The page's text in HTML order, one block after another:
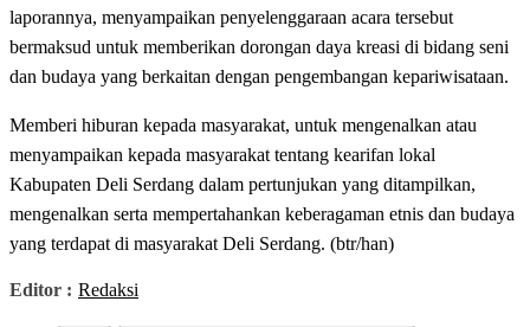
laporannya, menyampaikan penyelenggaraan acara tersebut
bermaksud untuk memberikan dorongan daya kreasi di bidang seni
dan budaya yang berkaitan dengan pengembangan kepariwisataan.
Memberi hiburan kepada masyarakat, untuk mengenalkan atau
menyampaikan kepada masyarakat tentang kearifan lokal
Kabupaten Deli Serdang dalam pertunjukan yang ditampilkan,
mengenalkan serta mempertahankan keberagaman etnis dan budaya
yang terdapat di masyarakat Deli Serdang. (btr/han)
Editor : Redaksi